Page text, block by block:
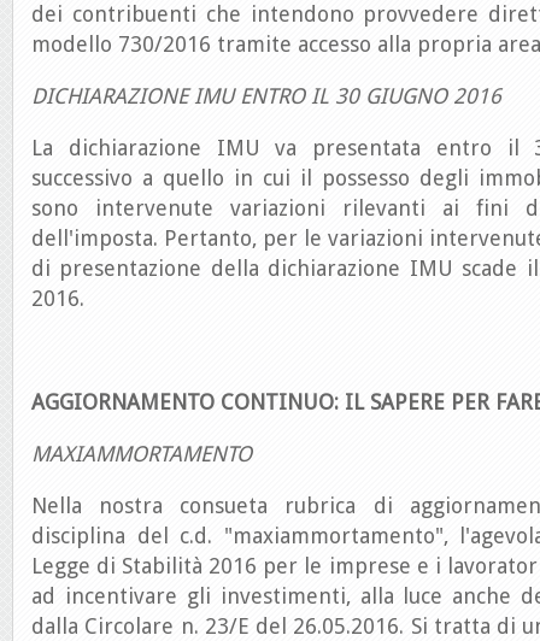
dei contribuenti che intendono provvedere
modello 730/2016 tramite accesso alla propria
DICHIARAZIONE IMU ENTRO IL 30 GIUGNO 2016
La dichiarazione IMU va presentata entro il
successivo a quello in cui il possesso degli
sono intervenute variazioni rilevanti ai fini
dell'imposta. Pertanto, per le variazioni
di presentazione della dichiarazione IMU scade
2016.
AGGIORNAMENTO CONTINUO: IL SAPERE PER
MAXIAMMORTAMENTO
Nella nostra consueta rubrica di
disciplina del c.d. "maxiammortamento",
Legge di Stabilità 2016 per le imprese e i
ad incentivare gli investimenti, alla luce anche
dalla Circolare n. 23/E del 26.05.2016. Si tratta di